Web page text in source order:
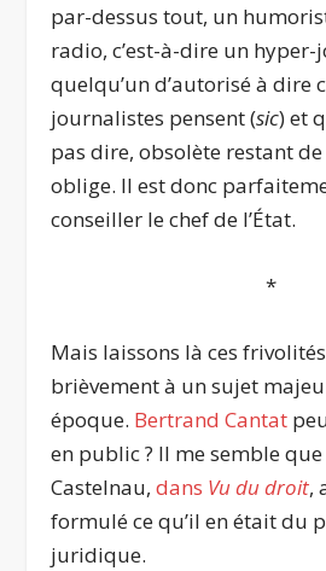
par-dessus tout, un
radio, c’est-à-dire un
quelqu’un d’autorisé à dire
journalistes pensent (sic) et
pas dire, obsolète restant
oblige. Il est donc
conseiller le chef de l’État.
*
Mais laissons là ces
brièvement à un sujet
époque. Bertrand Cantat
en public ? Il me semble que
Castelnau,dans Vu du droit,
formulé ce qu’il en était du
juridique.